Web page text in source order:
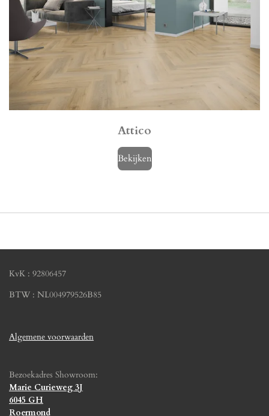
Attico
Bekijken
KvK : 92806457
BTW : NL004979526B85
Algemene voorwaarden
Bezoekadres Showroom:
Marie Curieweg 3J
6045 GH
Roermond